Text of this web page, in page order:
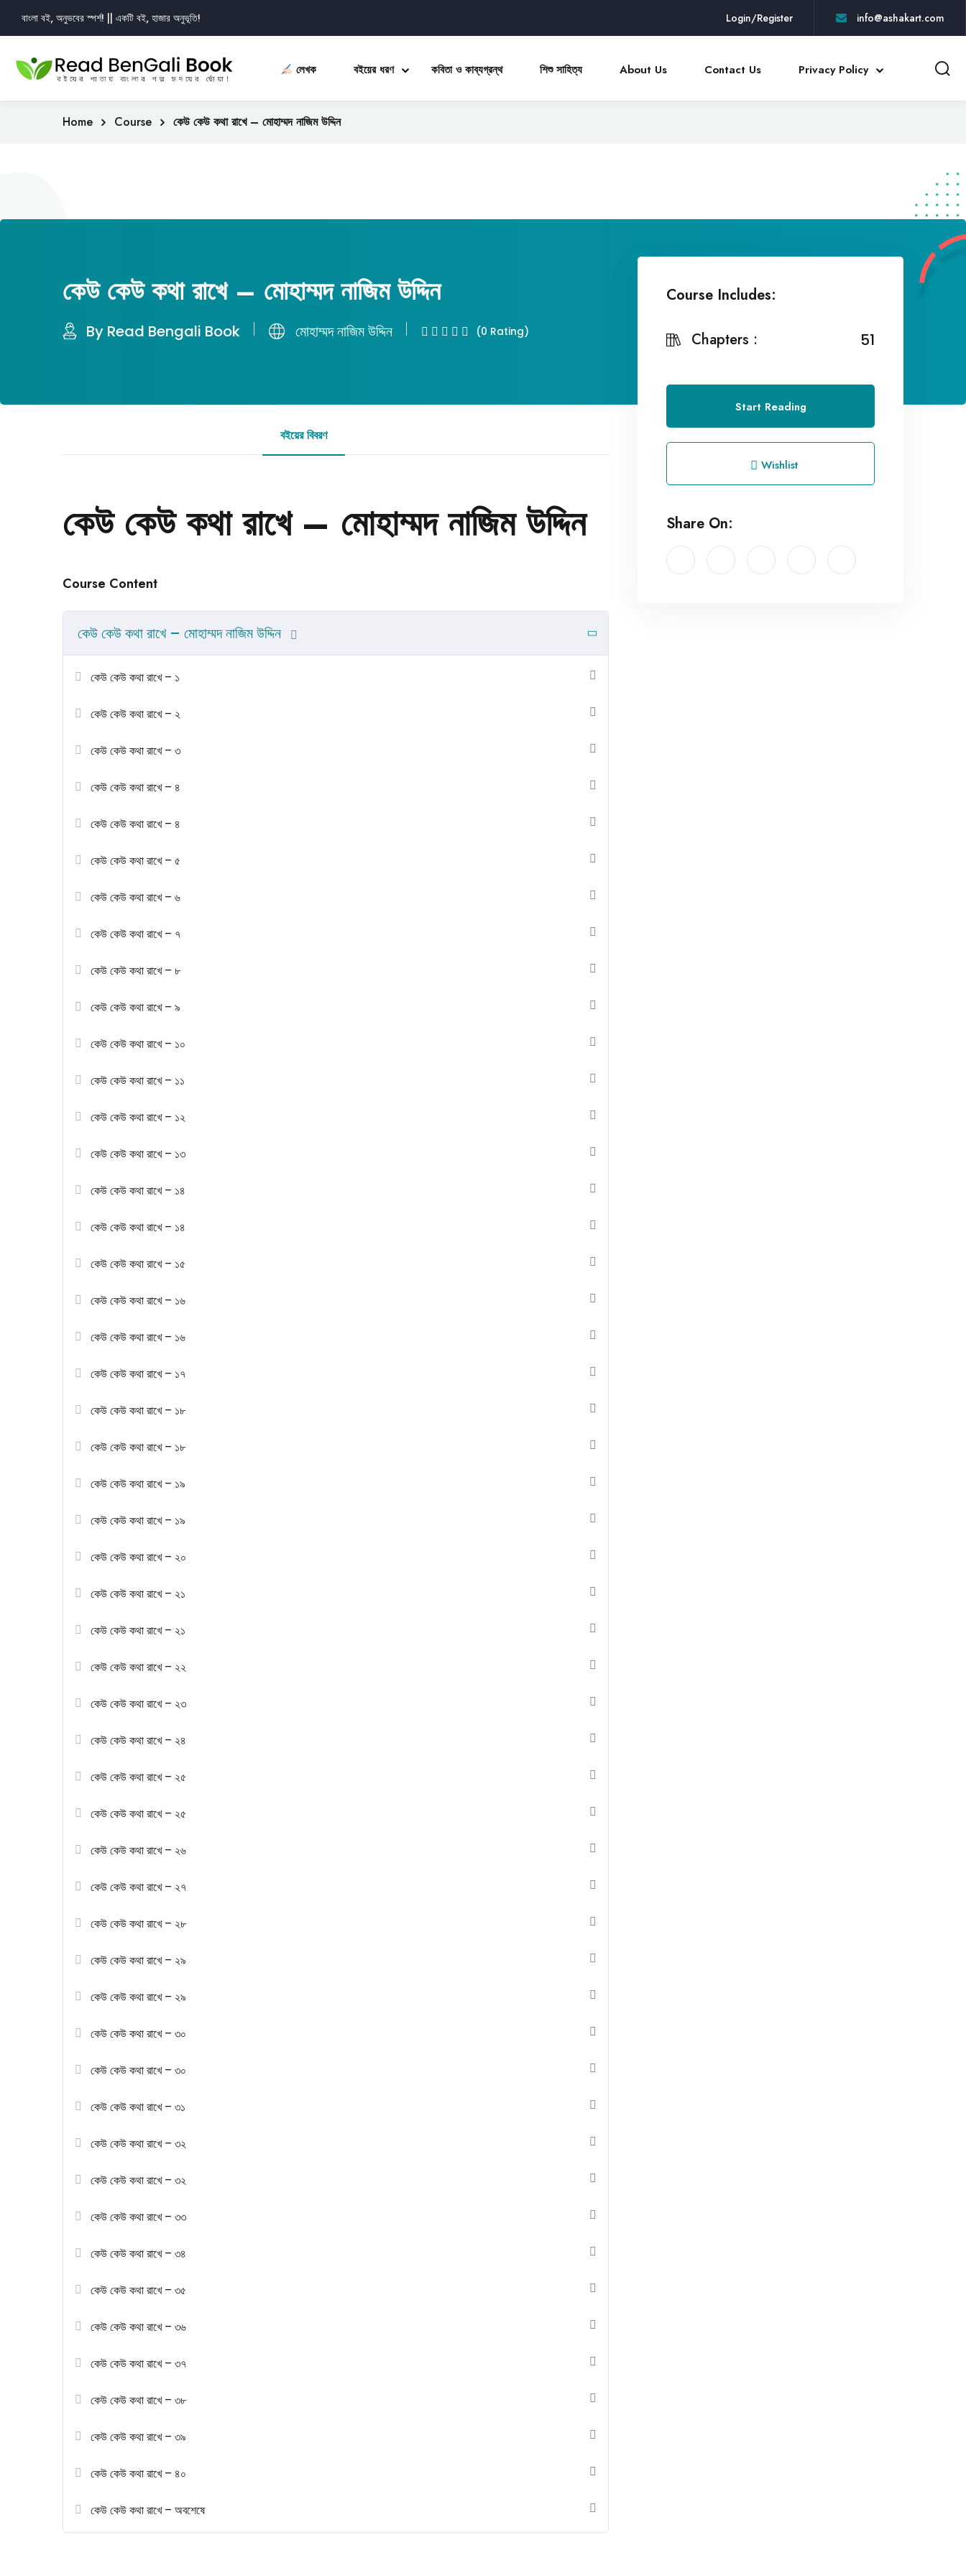
বাংলা বই, অনুভবের স্পর্শ! || একটি বই, হাজার অনুভূতি! Login/Register info@ashakart.com
লেখক বইয়ের ধরণ কবিতা ও কাব্যগ্রন্থ শিশু সাহিত্য About Us Contact Us Privacy Policy
Home Course কেউ কেউ কথা রাখে – মোহাম্মদ নাজিম উদ্দিন
কেউ কেউ কথা রাখে – মোহাম্মদ নাজিম উদ্দিন
By Read Bengali Book মোহাম্মদ নাজিম উদ্দিন (0 Rating)
বইয়ের বিবরণ
কেউ কেউ কথা রাখে – মোহাম্মদ নাজিম উদ্দিন
Course Content
কেউ কেউ কথা রাখে – মোহাম্মদ নাজিম উদ্দিন
কেউ কেউ কথা রাখে – ১
কেউ কেউ কথা রাখে – ২
কেউ কেউ কথা রাখে – ৩
কেউ কেউ কথা রাখে – ৪
কেউ কেউ কথা রাখে – ৪
কেউ কেউ কথা রাখে – ৫
কেউ কেউ কথা রাখে – ৬
কেউ কেউ কথা রাখে – ৭
কেউ কেউ কথা রাখে – ৮
কেউ কেউ কথা রাখে – ৯
কেউ কেউ কথা রাখে – ১০
কেউ কেউ কথা রাখে – ১১
কেউ কেউ কথা রাখে – ১২
কেউ কেউ কথা রাখে – ১৩
কেউ কেউ কথা রাখে – ১৪
কেউ কেউ কথা রাখে – ১৪
কেউ কেউ কথা রাখে – ১৫
কেউ কেউ কথা রাখে – ১৬
কেউ কেউ কথা রাখে – ১৬
কেউ কেউ কথা রাখে – ১৭
কেউ কেউ কথা রাখে – ১৮
কেউ কেউ কথা রাখে – ১৮
কেউ কেউ কথা রাখে – ১৯
কেউ কেউ কথা রাখে – ১৯
কেউ কেউ কথা রাখে – ২০
কেউ কেউ কথা রাখে – ২১
কেউ কেউ কথা রাখে – ২১
কেউ কেউ কথা রাখে – ২২
কেউ কেউ কথা রাখে – ২৩
কেউ কেউ কথা রাখে – ২৪
কেউ কেউ কথা রাখে – ২৫
কেউ কেউ কথা রাখে – ২৫
কেউ কেউ কথা রাখে – ২৬
কেউ কেউ কথা রাখে – ২৭
কেউ কেউ কথা রাখে – ২৮
কেউ কেউ কথা রাখে – ২৯
কেউ কেউ কথা রাখে – ২৯
কেউ কেউ কথা রাখে – ৩০
কেউ কেউ কথা রাখে – ৩০
কেউ কেউ কথা রাখে – ৩১
কেউ কেউ কথা রাখে – ৩২
কেউ কেউ কথা রাখে – ৩২
কেউ কেউ কথা রাখে – ৩৩
কেউ কেউ কথা রাখে – ৩৪
কেউ কেউ কথা রাখে – ৩৫
কেউ কেউ কথা রাখে – ৩৬
কেউ কেউ কথা রাখে – ৩৭
কেউ কেউ কথা রাখে – ৩৮
কেউ কেউ কথা রাখে – ৩৯
কেউ কেউ কথা রাখে – ৪০
কেউ কেউ কথা রাখে – অবশেষে
Course Includes:
Chapters : 51
Start Reading
Wishlist
Share On: